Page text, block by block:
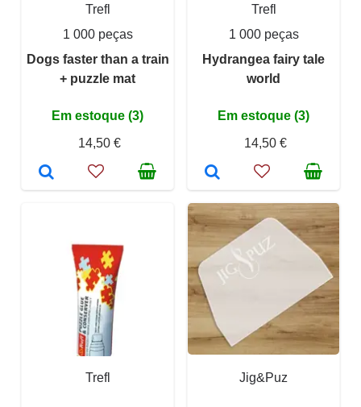
Trefl
1 000 peças
Dogs faster than a train
+ puzzle mat
Em estoque (3)
14,50 €
Trefl
1 000 peças
Hydrangea fairy tale
world
Em estoque (3)
14,50 €
Trefl Jig&Puz